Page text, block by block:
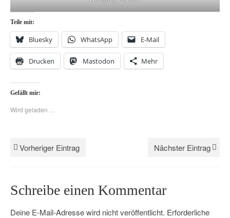
Teile mit:
Bluesky WhatsApp E-Mail
Drucken Mastodon Mehr
Gefällt mir:
Wird geladen …
Vorheriger Eintrag Nächster Eintrag
Schreibe einen Kommentar
Deine E-Mail-Adresse wird nicht veröffentlicht. Erforderliche